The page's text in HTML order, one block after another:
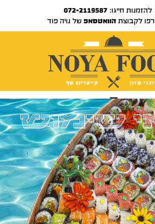
להזמנות חייגו:072-2119587
לקבוצתהוואטסאפ של נויה פוד
שימוש